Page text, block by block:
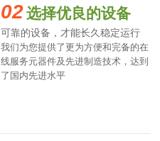
02选择优良的设备
可靠的设备，才能长久稳定运行
我们为您提供了更为方便和完备的在
线服务元器件及先进制造技术，达到
了国内先进水平